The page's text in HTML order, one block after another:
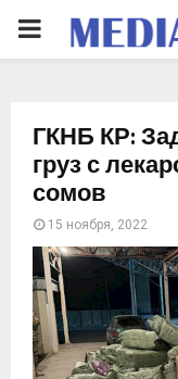
PRIMARY
ГКНБ КР:
груз с
сомов
15 ноября, 2022